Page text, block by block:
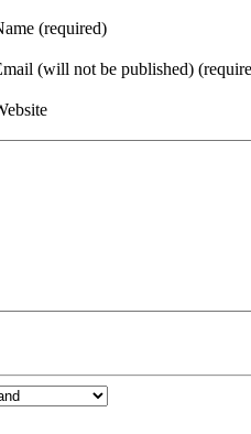
(required)
(will not be published)